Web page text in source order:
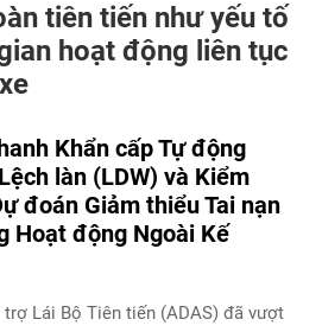
tiên tiến như yếu tố
hoạt động liên tục
Khẩn cấp Tự động
làn (LDW) và Kiểm
đoán Giảm thiểu Tai nạn
Hoạt động Ngoài Kế
trợ Lái Bộ Tiên tiến (ADAS) đã vượt